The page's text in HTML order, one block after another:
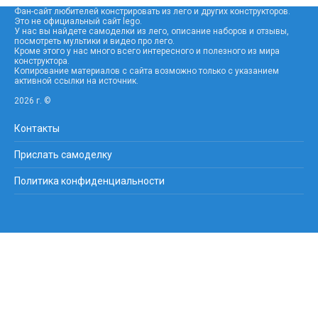
Фан-сайт любителей констрировать из лего и других конструкторов.
Это не официальный сайт lego.
У нас вы найдете самоделки из лего, описание наборов и отзывы,
посмотреть мультики и видео про лего.
Кроме этого у нас много всего интересного и полезного из мира
конструктора.
Копирование материалов с сайта возможно только с указанием
активной ссылки на источник.
2026 г. ©
Контакты
Прислать самоделку
Политика конфиденциальности